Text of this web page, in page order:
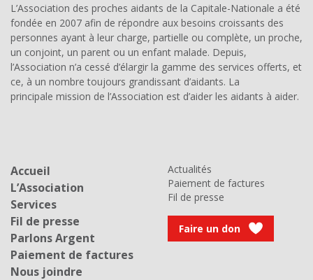
L’Association des proches aidants de la Capitale-Nationale a été
fondée en 2007 afin de répondre aux besoins croissants des
personnes ayant à leur charge, partielle ou complète, un proche,
un conjoint, un parent ou un enfant malade. Depuis,
l’Association n’a cessé d’élargir la gamme des services offerts, et
ce, à un nombre toujours grandissant d’aidants. La
principale mission de l’Association est d’aider les aidants à aider.
Accueil
L’Association
Services
Fil de presse
Parlons Argent
Paiement de factures
Nous joindre
Actualités
Paiement de factures
Fil de presse
Faire un don